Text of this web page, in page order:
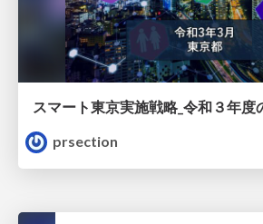
スマート東京実施戦略_令和３年
prsection